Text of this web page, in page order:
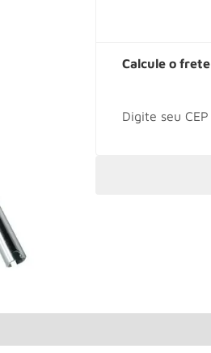
Calcule o frete